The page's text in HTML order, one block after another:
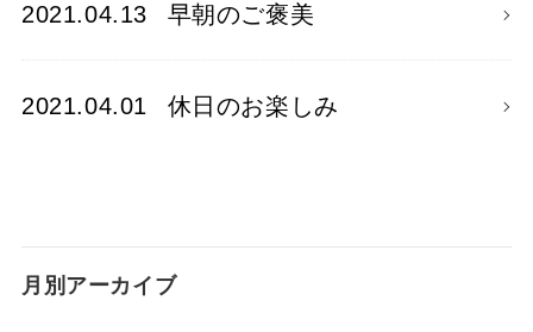
2021.04.13 早朝のご褒美
2021.04.01 休日のお楽しみ
月別アーカイブ